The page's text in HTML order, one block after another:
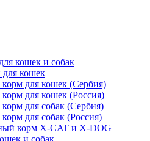
кошек и собак
для кошек
корм для кошек (Сербия)
корм для кошек (Россия)
корм для собак (Сербия)
для собак (Россия)
корм X-CAT и X-DOG
и собак